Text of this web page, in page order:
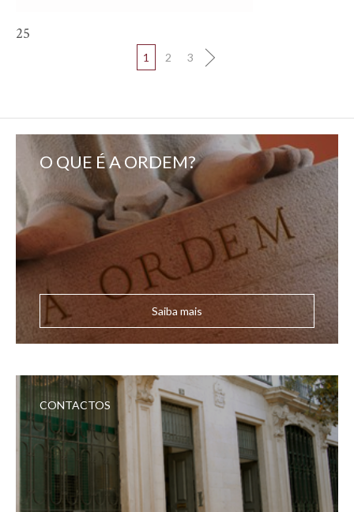
25
1 2 3
O QUE É A ORDEM?
Saiba mais
CONTACTOS